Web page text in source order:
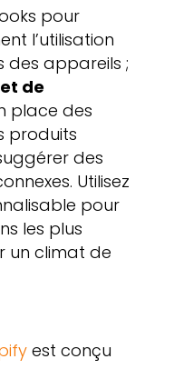
pour
l’utilisation
des appareils ;
de
place des
produits
des
Utilisez
pour
les plus
un climat de
est conçu